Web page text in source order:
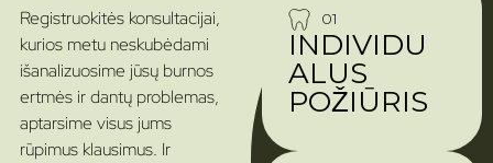
Registruokitės konsultacijai,
kurios metu neskubėdami
išanalizuosime jūsų burnos
ertmės ir dantų problemas,
aptarsime visus jums
rūpimus klausimus. Ir
01
INDIVIDU
ALUS
POŽIŪRIS